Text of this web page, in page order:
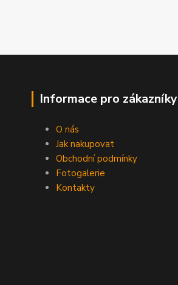
Informace pro zákazníky
O nás
Jak nakupovat
Obchodní podmínky
Fotogalerie
Kontakty